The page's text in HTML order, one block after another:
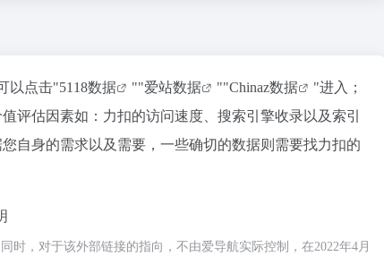
以点击"5118数据 ""爱站数据 ""Chinaz数据
"进入；
评估因素如：力扣的访问速度、搜索引擎收录以及索引
自身的需求以及需要，一些确切的数据则需要找力扣的
，对于该外部链接的指向，不由爱导航实际控制，在2022年4月